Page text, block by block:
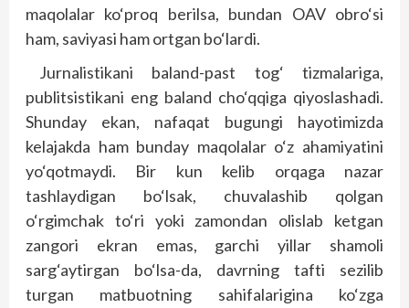
maqolalar ko‘proq berilsa, bundan OAV obro‘si
ham, saviyasi ham ortgan bo‘lardi.
Jurnalistikani baland-past tog‘ tizmalariga,
publitsistikani eng baland cho‘qqiga qiyoslashadi.
Shunday ekan, nafaqat bugungi hayotimizda
kelajakda ham bunday maqolalar o‘z ahamiyatini
yo‘qotmaydi. Bir kun kelib orqaga nazar
tashlaydigan bo‘lsak, chuvalashib qolgan
o‘rgimchak to‘ri yoki zamondan olislab ketgan
zangori ekran emas, garchi yillar shamoli
sarg‘aytirgan bo‘lsa-da, davrning tafti sezilib
turgan matbuotning sahifalarigina ko‘zga